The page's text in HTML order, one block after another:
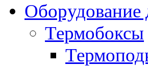
Оборудование
Термобоксы